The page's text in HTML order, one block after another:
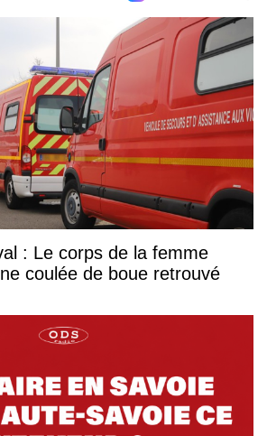
: Le corps de la femme
coulée de boue retrouvé